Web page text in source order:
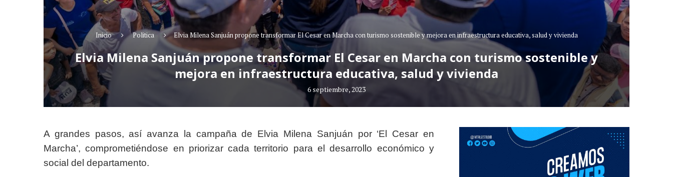
Inicio Politica Elvia Milena Sanjuán propone transformar El Cesar en Marcha con turismo sostenible y mejora en infraestructura educativa, salud y vivienda
Elvia Milena Sanjuán propone transformar El Cesar en Marcha con turismo sostenible y
mejora en infraestructura educativa, salud y vivienda
6 septiembre, 2023
A grandes pasos, así avanza la campaña de Elvia Milena Sanjuán por ‘El Cesar en
Marcha’, comprometiéndose en priorizar cada territorio para el desarrollo económico y
social del departamento.